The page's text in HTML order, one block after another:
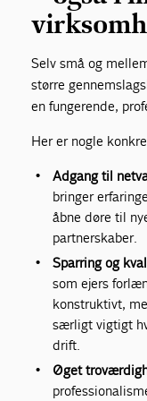
Selv små og
større
en fungerende,
Her er nogle
Adgang til
bringer
åbne døre til
partnerskaber.
Sparring og
som ejers
konstruktivt,
særligt vigtigt
drift.
Øget